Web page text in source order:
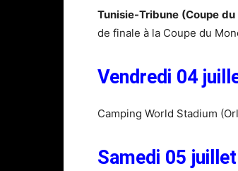
Tunisie-Tribune (Coupe
de finale à la Coupe du
Vendredi 04
Camping World Stadium
Samedi 05